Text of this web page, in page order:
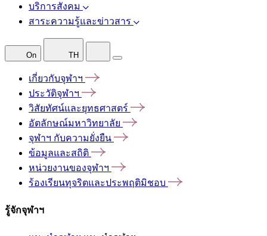
บริการสังคม
สาระความรู้และข่าวสาร
On TH
เกี่ยวกับจุฬาฯ
ประวัติจุฬาฯ
วิสัยทัศน์และยุทธศาสตร์
อัตลักษณ์มหาวิทยาลัย
จุฬาฯ กับความยั่งยืน
ข้อมูลและสถิติ
หน่วยงานของจุฬาฯ
ร้องเรียนทุจริตและประพฤติมิชอบ
รู้จักจุฬาฯ